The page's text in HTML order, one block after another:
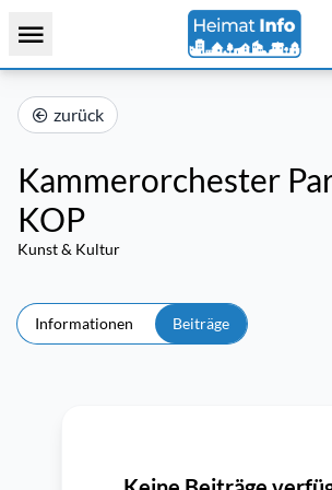
zurück
Kammerorchester
KOP
Kunst & Kultur
Informationen Beiträge